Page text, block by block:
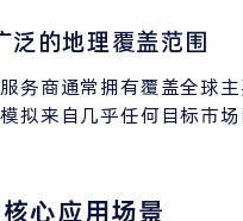
泛的地理覆盖范围
服务商通常拥有覆盖全球
拟来自几乎任何目标市
心应用场景